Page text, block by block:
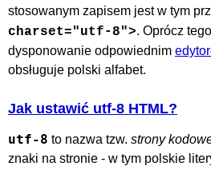
stosowanym zapisem jest w tym
charset="utf-8">. Oprócz
dysponowanie odpowiednim
obsługuje polski alfabet.
Jak ustawić utf-8 HTML?
utf-8 to nazwa tzw. strony
znaki na stronie - w tym polskie